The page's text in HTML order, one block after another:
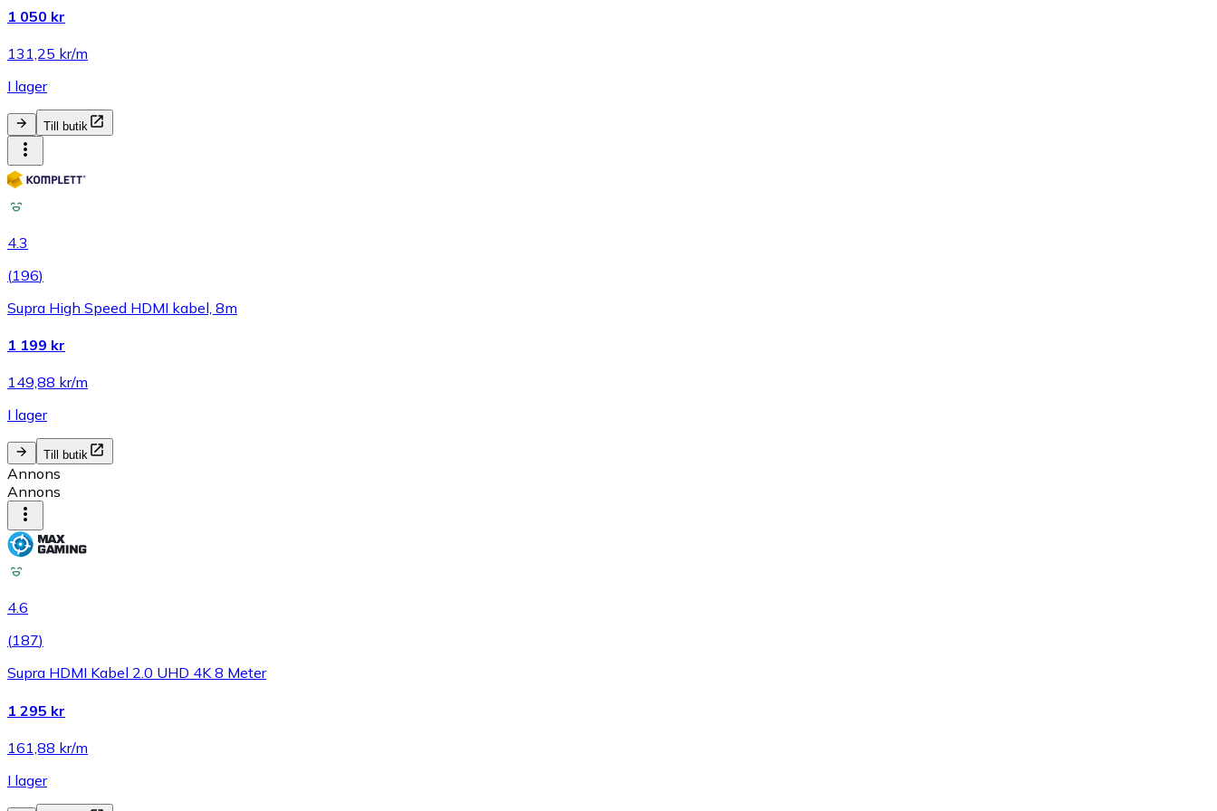
1 050 kr
131,25 kr/m
I lager
Till butik
4.3
(196)
Supra High Speed HDMI kabel, 8m
1 199 kr
149,88 kr/m
I lager
Till butik
Annons
Annons
4.6
(187)
Supra HDMI Kabel 2.0 UHD 4K 8 Meter
1 295 kr
161,88 kr/m
I lager